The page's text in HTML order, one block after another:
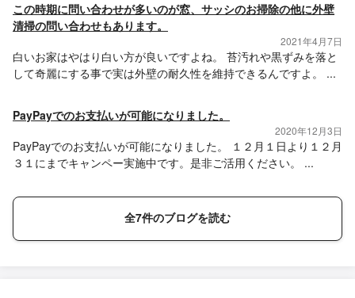
この時期に問い合わせが多いのが窓、サッシのお掃除の他に外壁
清掃の問い合わせもあります。
2021年4月7日
白いお家はやはり白い方が良いですよね。 苔汚れや黒ずみを落と
して奇麗にする事で実は外壁の耐久性を維持できるんですよ。 ...
PayPayでのお支払いが可能になりました。
2020年12月3日
PayPayでのお支払いが可能になりました。 １２月１日より１２月
３１にまでキャンペー実施中です。是非ご活用ください。 ...
全7件のブログを読む